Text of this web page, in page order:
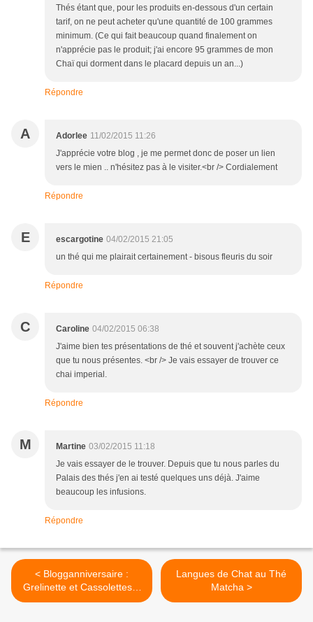
Thés étant que, pour les produits en-dessous d'un certain
tarif, on ne peut acheter qu'une quantité de 100 grammes
minimum. (Ce qui fait beaucoup quand finalement on
n'apprécie pas le produit; j'ai encore 95 grammes de mon
Chaï qui dorment dans le placard depuis un an...)
Répondre
A Adorlee 11/02/2015 11:26
J'apprécie votre blog , je me permet donc de poser un lien
vers le mien .. n'hésitez pas à le visiter.<br /> Cordialement
Répondre
E escargotine 04/02/2015 21:05
un thé qui me plairait certainement - bisous fleuris du soir
Répondre
C Caroline 04/02/2015 06:38
J'aime bien tes présentations de thé et souvent j'achète ceux
que tu nous présentes. <br /> Je vais essayer de trouver ce
chai imperial.
Répondre
M Martine 03/02/2015 11:18
Je vais essayer de le trouver. Depuis que tu nous parles du
Palais des thés j'en ai testé quelques uns déjà. J'aime
beaucoup les infusions.
Répondre
< Blogganniversaire :
Grelinette et Cassolettes a
5 ans !
Langues de Chat au Thé
Matcha >